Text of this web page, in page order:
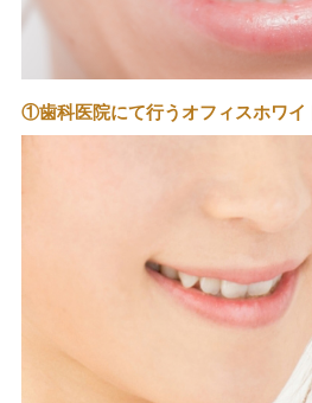
①歯科医院にて行うオフィスホワイ